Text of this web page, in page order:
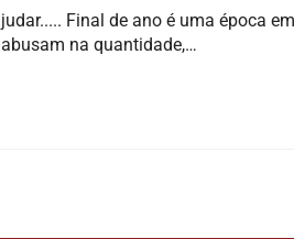
Final de ano é uma época
na quantidade,…